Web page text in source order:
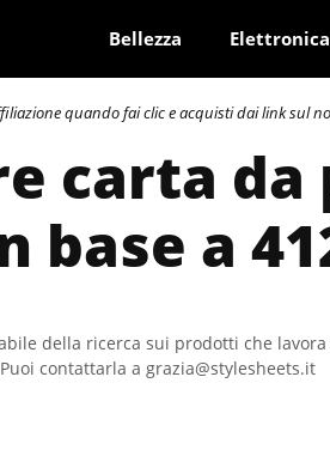
Bellezza Elettronica
quando fai clic e acquisti dai link sul
carta
base a
della ricerca sui prodotti che
contattarla a grazia@stylesheets.it